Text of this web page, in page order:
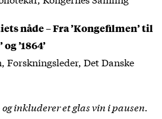
nåde – Fra ’Kongefilmen’ til
’1864’
Forskningsleder, Det Danske
inkluderer et glas vin i pausen.